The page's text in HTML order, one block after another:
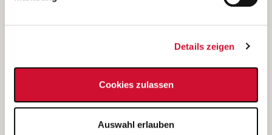
Details zeigen
Cookies zulassen
Auswahl erlauben
Bewerbung als Altenpflegehelfer*in
Bewerbung als Erzieher*in